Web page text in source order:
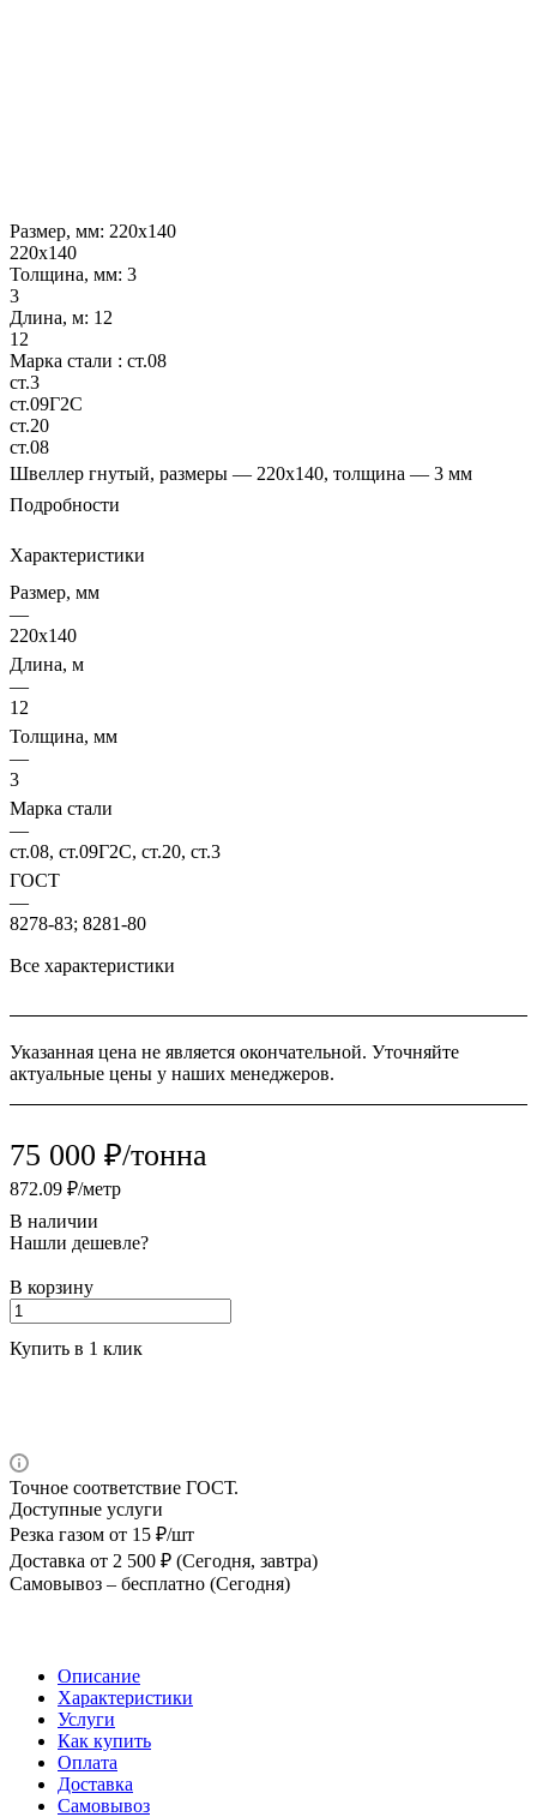
Размер, мм: 220х140
220х140
Толщина, мм: 3
3
Длина, м: 12
12
Марка стали : ст.08
ст.3
ст.09Г2С
ст.20
ст.08
Швеллер гнутый, размеры — 220х140, толщина — 3 мм
Подробности
Характеристики
Размер, мм
—
220х140
Длина, м
—
12
Толщина, мм
—
3
Марка стали
—
ст.08, ст.09Г2С, ст.20, ст.3
ГОСТ
—
8278-83; 8281-80
Все характеристики
Указанная цена не является окончательной. Уточняйте
актуальные цены у наших менеджеров.
75 000 ₽/тонна
872.09 ₽/метр
В наличии
Нашли дешевле?
В корзину
Купить в 1 клик
Точное соответствие ГОСТ.
Доступные услуги
Резка газом от 15 ₽/шт
Доставка от 2 500 ₽ (Сегодня, завтра)
Самовывоз – бесплатно (Сегодня)
Описание
Характеристики
Услуги
Как купить
Оплата
Доставка
Самовывоз